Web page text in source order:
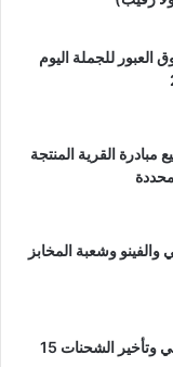
العبور للجملة اليوم
القرية المنتجة
والفينو وشعبة المخابز
قفزة بأسعار الشحن الدولي وتأخير الشحنات 15